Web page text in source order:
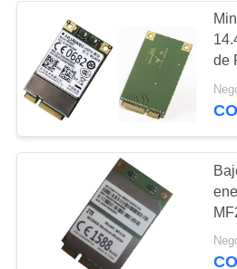
VIDEOS
SOBRE
NOSOTROS
Reserved.
electrónicos
Módulo de
de